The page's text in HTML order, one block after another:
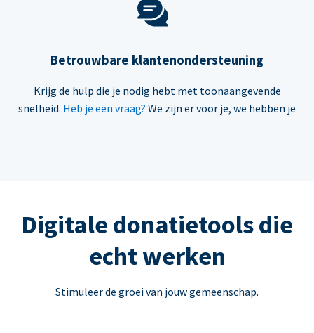
Betrouwbare klantenondersteuning
Krijg de hulp die je nodig hebt met toonaangevende
snelheid. Heb je een vraag? We zijn er voor je, we hebben je
Digitale donatietools die
echt werken
Stimuleer de groei van jouw gemeenschap.